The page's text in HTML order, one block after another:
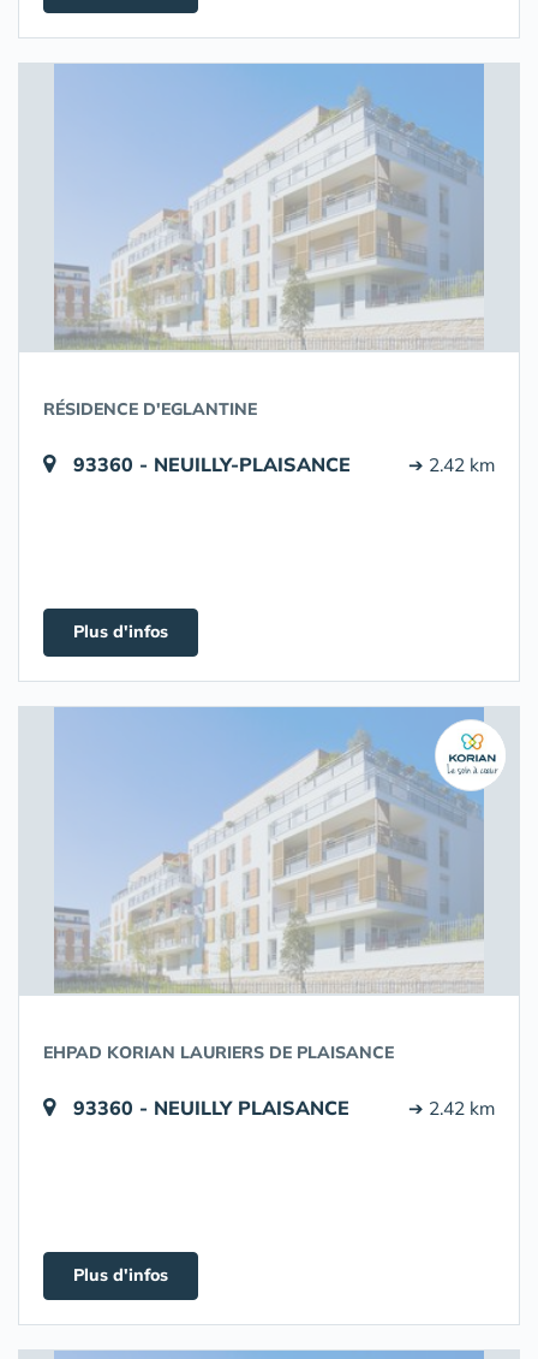
RÉSIDENCE D'EGLANTINE
93360 - NEUILLY-PLAISANCE ➔ 2.42 km
Plus d'infos
EHPAD KORIAN LAURIERS DE PLAISANCE
93360 - NEUILLY PLAISANCE ➔ 2.42 km
Plus d'infos